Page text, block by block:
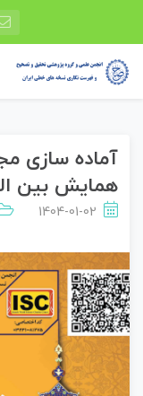
آماده سازی
همایش بین
1404-01-02